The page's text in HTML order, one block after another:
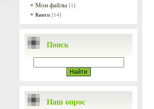
Мои файлы [1]
Книги [14]
Поиск
Наш опрос